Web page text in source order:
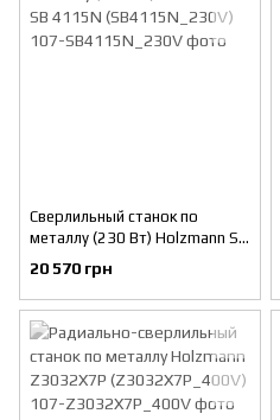
Сверлильный станок по
металлу (230 Вт) Holzmann SB
4115N (SB4115N_230V)
20 570 грн